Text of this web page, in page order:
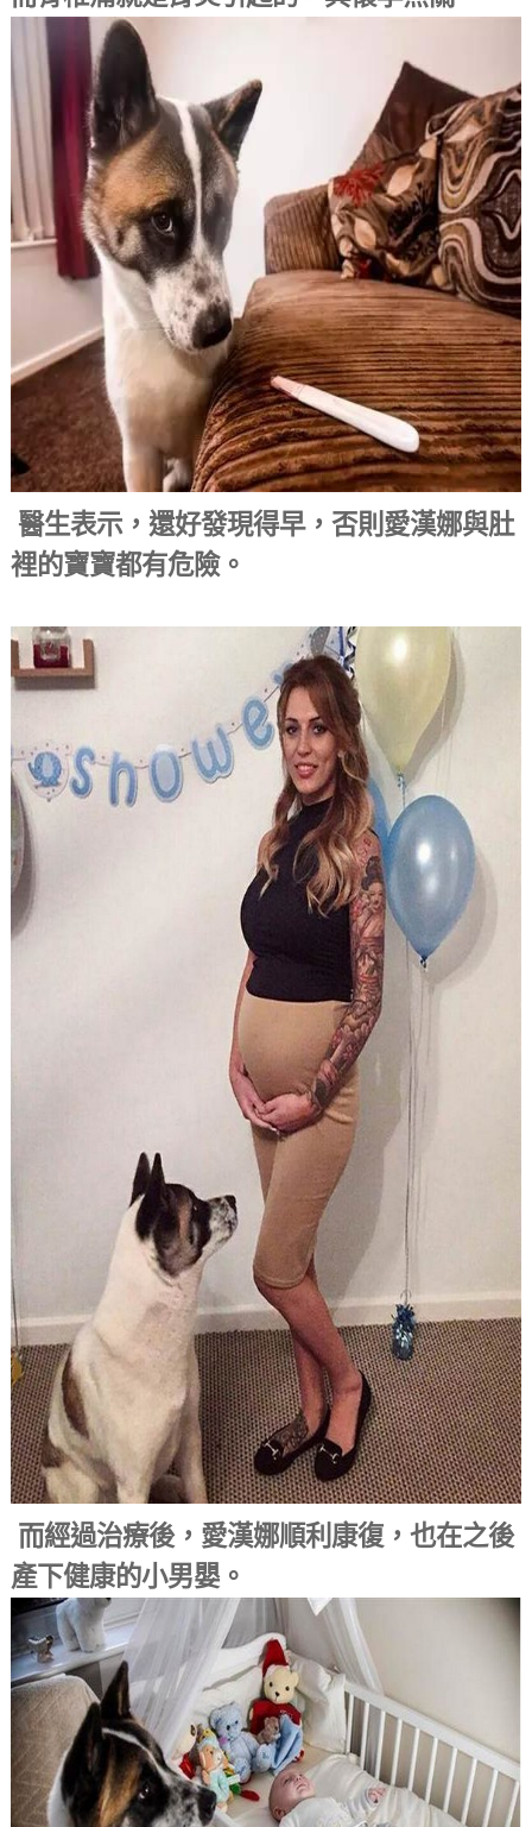
醫生表示，還好發現得早，否則愛漢娜與肚
裡的寶寶都有危險。
而經過治療後，愛漢娜順利康復，也在之後
產下健康的小男嬰。